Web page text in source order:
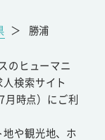
＞ 勝浦
のヒューマニ
検索サイト
時点）にご利
や観光地、ホ